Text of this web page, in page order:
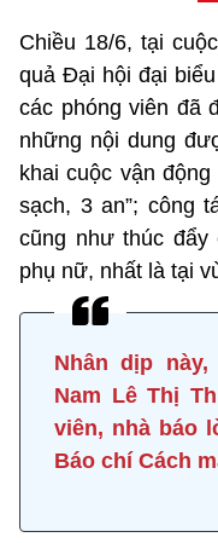
Chiều 18/6, tại
quả Đại hội đại
các phóng viên đã
những nội dung
khai cuộc vận
sạch, 3 an”; công
cũng như thúc đẩy
phụ nữ, nhất là tại
Nhân dịp
Nam Lê Thị
viên, nhà báo
Báo chí Cách